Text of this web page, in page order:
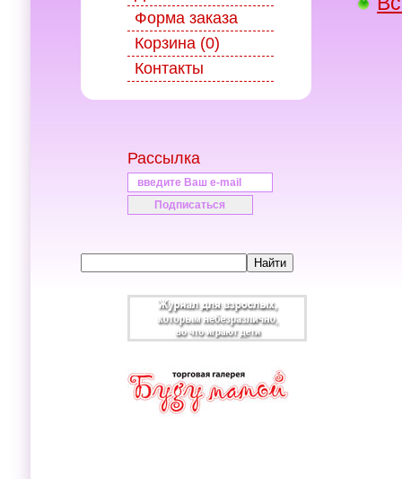
Форма заказа
Корзина (0)
Контакты
Рассылка